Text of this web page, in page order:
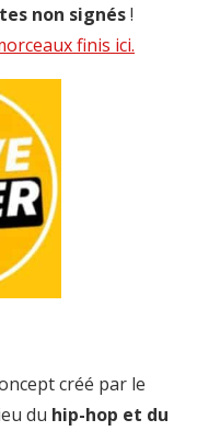
non signés!
finis ici.
créé par le
du hip-hop et du